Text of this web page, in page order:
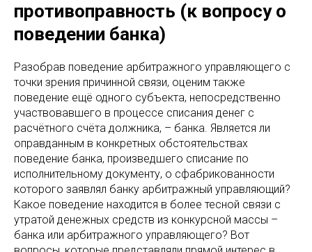
противоправность (к вопросу о
поведении банка)
Разобрав поведение арбитражного управляющего с
точки зрения причинной связи, оценим также
поведение ещё одного субъекта, непосредственно
участвовавшего в процессе списания денег с
расчётного счёта должника, – банка. Является ли
оправданным в конкретных обстоятельствах
поведение банка, произведшего списание по
исполнительному документу, о сфабрикованности
которого заявлял банку арбитражный управляющий?
Какое поведение находится в более тесной связи с
утратой денежных средств из конкурсной массы –
банка или арбитражного управляющего? Вот